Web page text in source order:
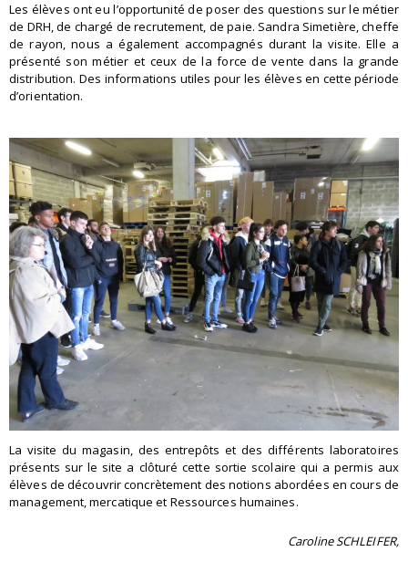
Les élèves ont eu l’opportunité de poser des questions sur le métier
de DRH, de chargé de recrutement, de paie. Sandra Simetière, cheffe
de rayon, nous a également accompagnés durant la visite. Elle a
présenté son métier et ceux de la force de vente dans la grande
distribution. Des informations utiles pour les élèves en cette période
d’orientation.
La visite du magasin, des entrepôts et des différents laboratoires
présents sur le site a clôturé cette sortie scolaire qui a permis aux
élèves de découvrir concrètement des notions abordées en cours de
management, mercatique et Ressources humaines.
Caroline SCHLEIFER,